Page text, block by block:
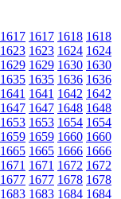
1617 1617 1618 1618
1623 1623 1624 1624
1629 1629 1630 1630
1635 1635 1636 1636
1641 1641 1642 1642
1647 1647 1648 1648
1653 1653 1654 1654
1659 1659 1660 1660
1665 1665 1666 1666
1671 1671 1672 1672
1677 1677 1678 1678
1683 1683 1684 1684